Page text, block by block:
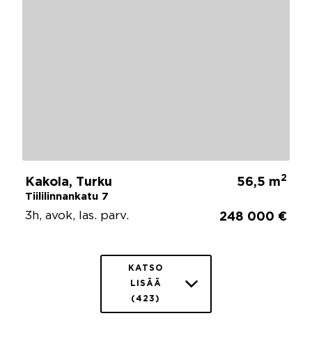
Kakola, Turku
Tiililinnankatu 7
56,5 m2
3h, avok, las. parv. 248 000 €
KATSO
LISÄÄ
(423)